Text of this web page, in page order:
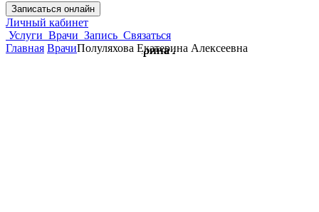
Записаться онлайн
Личный кабинет
Услуги Врачи Запись Связаться
Главная ВрачиПолуляхова Екатерина Алексеевна